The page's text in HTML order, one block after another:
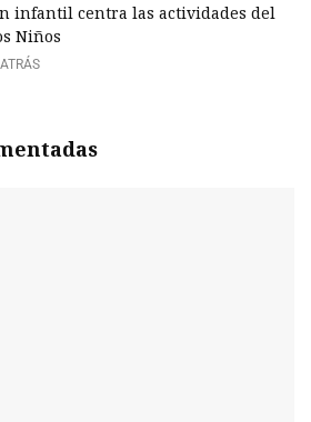
infantil centra las actividades del
Niños